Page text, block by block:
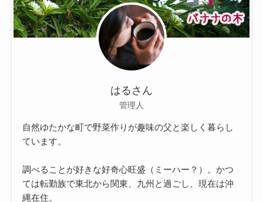
はるさん
管理人
自然ゆたかな町で野菜作りが趣味の父と楽しく暮らし
ています。
調べることが好きな好奇心旺盛（ミーハー？）。かつ
ては転勤族で東北から関東、九州と過ごし、現在は沖
縄在住。